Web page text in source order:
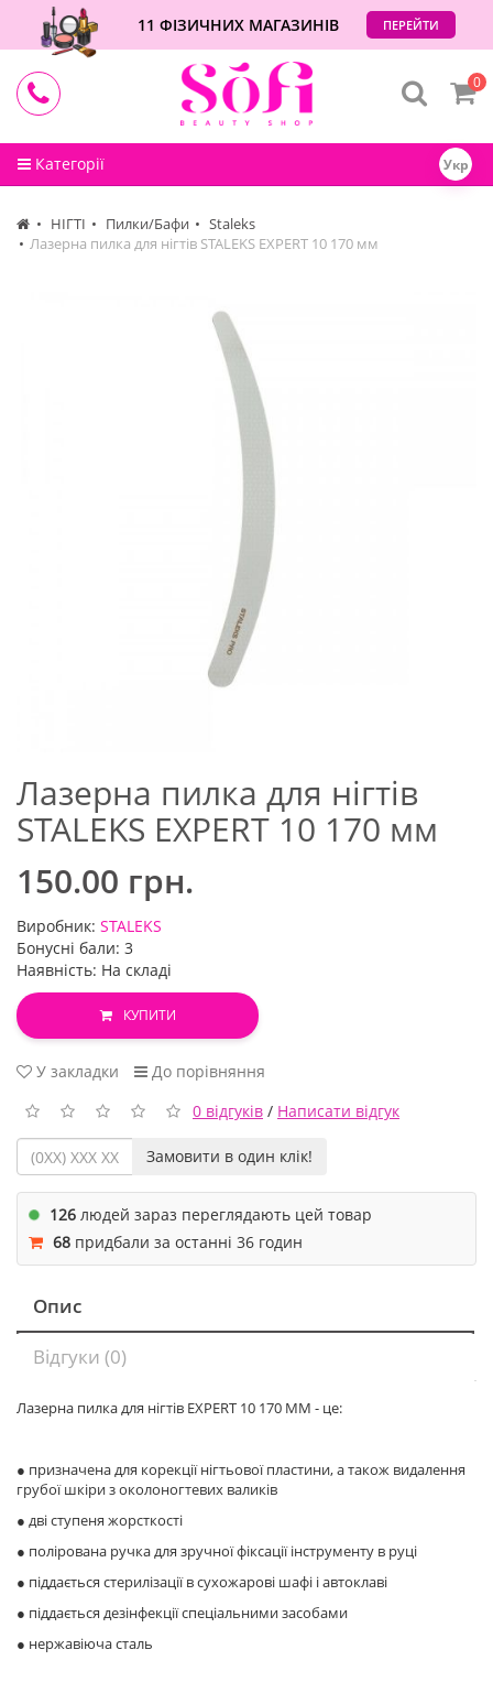
11 ФІЗИЧНИХ МАГАЗИНІВ ПЕРЕЙТИ
Категорії Укр
0
НІГТІ Пилки/Бафи
Staleks
Лазерна пилка для нігтів STALEKS EXPERT 10 170 мм
Лазерна пилка для нігтів
STALEKS EXPERT 10 170 мм
150.00 грн.
Виробник: STALEKS
Бонусні бали: 3
Наявність: На складі
КУПИТИ
У закладки
До порівняння
0 відгуків / Написати відгук
Замовити в один клік!
126 людей зараз переглядають цей товар
68 придбали за останні 36 годин
Опис
Відгуки (0)
Лазерна пилка для нігтів EXPERT 10 170 ММ - це:
● призначена для корекції нігтьової пластини, а також видалення
грубої шкіри з околоногтевих валиків
● дві ступеня жорсткості
● полірована ручка для зручної фіксації інструменту в руці
● піддається стерилізації в сухожарові шафі і автоклаві
● піддається дезінфекції спеціальними засобами
● нержавіюча сталь